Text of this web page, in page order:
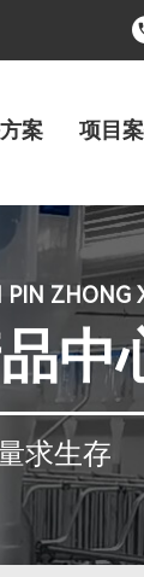
案 项目
PIN ZHONG
中
求生存